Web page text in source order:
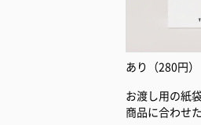
あり（280円）
お渡し用の紙袋
商品に合わせ